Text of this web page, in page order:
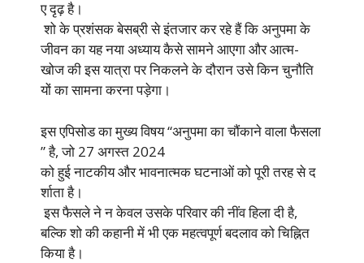
ए दृढ़ है।
शो के प्रशंसक बेसब्री से इंतजार कर रहे हैं कि अनुपमा के
जीवन का यह नया अध्याय कैसे सामने आएगा और आत्म-
खोज की इस यात्रा पर निकलने के दौरान उसे किन चुनौति
यों का सामना करना पड़ेगा।
इस एपिसोड का मुख्य विषय “अनुपमा का चौंकाने वाला फैसला
” है, जो 27 अगस्त 2024
को हुई नाटकीय और भावनात्मक घटनाओं को पूरी तरह से द
र्शाता है।
इस फैसले ने न केवल उसके परिवार की नींव हिला दी है,
बल्कि शो की कहानी में भी एक महत्वपूर्ण बदलाव को चिह्नित
किया है।